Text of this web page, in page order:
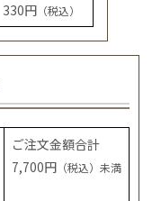
330円 （税込）
ご注文金額合計
7,700円 （税込）未満